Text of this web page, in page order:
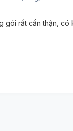
rất cẩn thận,